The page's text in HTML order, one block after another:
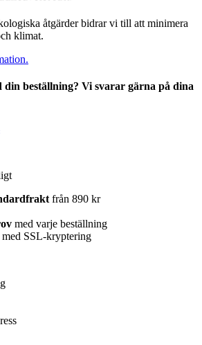
åtgärder bidrar vi till att minimera
klimat.
din beställning? Vi svarar gärna på dina
från 890 kr
med varje beställning
med SSL-kryptering